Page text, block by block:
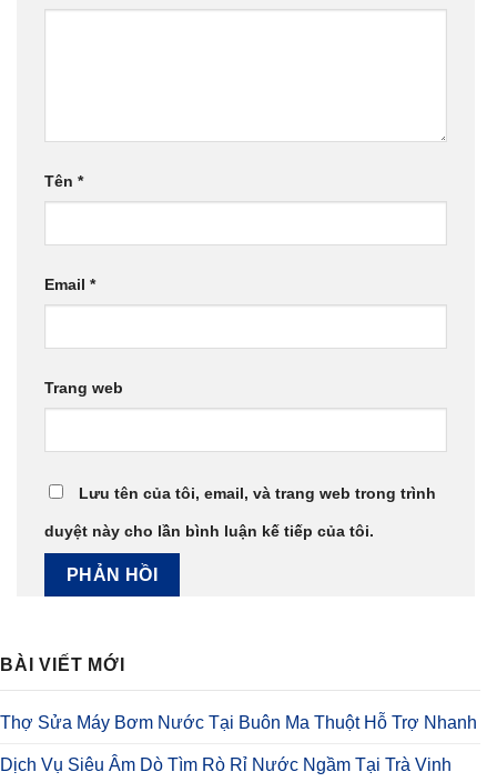
Tên *
Email *
Trang web
Lưu tên của tôi, email, và trang web trong trình
duyệt này cho lần bình luận kế tiếp của tôi.
BÀI VIẾT MỚI
Thợ Sửa Máy Bơm Nước Tại Buôn Ma Thuột Hỗ Trợ Nhanh
Dịch Vụ Siêu Âm Dò Tìm Rò Rỉ Nước Ngầm Tại Trà Vinh